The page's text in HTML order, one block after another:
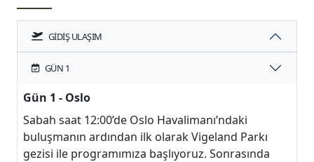
GIDIŞ ULAŞIM
GÜN 1
Gün 1 - Oslo
Sabah saat 12:00’de Oslo Havalimanı’ndaki
buluşmanın ardından ilk olarak Vigeland Parkı
gezisi ile programımıza başlıyoruz. Sonrasında